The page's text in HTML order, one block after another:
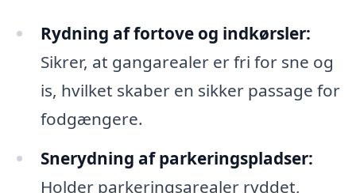
Rydning af fortove og indkørsler:
Sikrer, at gangarealer er fri for sne og
is, hvilket skaber en sikker passage for
fodgængere.
Snerydning af parkeringspladser:
Holder parkeringsarealer ryddet,